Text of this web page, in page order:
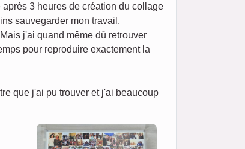
3 heures de création du collage
sauvegarder mon travail.
j'ai quand même dû retrouver
pour reproduire exactement la
que j'ai pu trouver et j'ai beaucoup